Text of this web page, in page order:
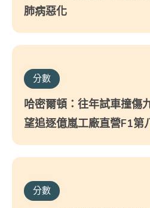
肺病惡化
分數
哈密爾頓：往年試車撞傷
望追逐億嵐工廠直營F1第
分數